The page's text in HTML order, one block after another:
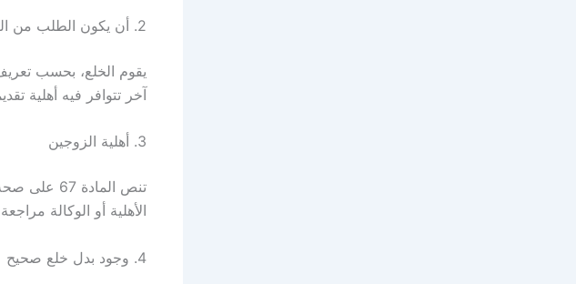
2. أن يكون الطلب من الزوجة
يقوم الخلع، بحسب
آخر تتوافر فيه أهلية
3. أهلية الزوجين
تنص
الأهلية أو الوكالة
4. وجود بدل خلع صحيح